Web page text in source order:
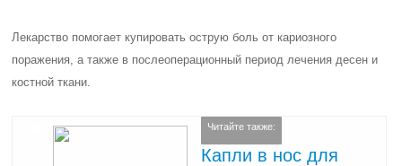
Лекарство помогает купировать острую боль от кариозного
поражения, а также в послеоперационный период лечения десен и
костной ткани.
Читайте также:
Капли в нос для